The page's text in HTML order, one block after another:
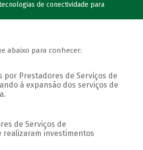
de conectividade para
abaixo para conhecer:
por Prestadores de Serviços de
à expansão dos serviços de
de Serviços de
realizaram investimentos